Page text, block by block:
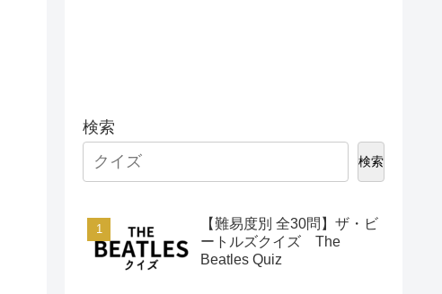
検索
検索
【難易度別 全30問】ザ・ビ
ートルズクイズ The
Beatles Quiz